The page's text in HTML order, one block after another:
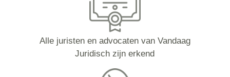
Alle juristen en advocaten van Vandaag
Juridisch zijn erkend